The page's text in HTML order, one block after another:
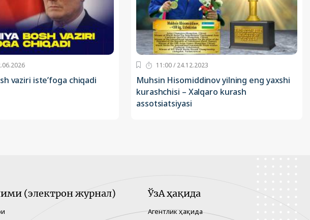
vaziri iste’foga chiqadi
11:00 / 24.12.2023
Muhsin Hisomiddinov yilning eng yaxshi
kurashchisi – Xalqaro kurash
assotsiatsiyasi
(электрон журнал) ЎзА ҳақида
Агентлик ҳақида